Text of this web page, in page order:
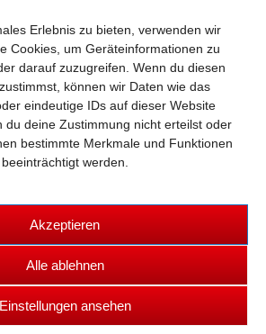
Erlebnis zu bieten, verwenden wir
Cookies, um Geräteinformationen zu
darauf zuzugreifen. Wenn du diesen
können wir Daten wie das
eindeutige IDs auf dieser Website
du deine Zustimmung nicht erteilst oder
bestimmte Merkmale und Funktionen
beeinträchtigt werden.
Akzeptieren
Alle ablehnen
Einstellungen ansehen
0
& Details